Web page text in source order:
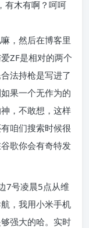
有木有啊？呵呵
，然后在博客里
ZF是相对的两个
法持枪是写进了
果一个无作为的
，不敢想，这样
咱们搜索时候很
歌你会有奇特发
7号凌晨5点从维
，我用小米手机
强大的哈。实时